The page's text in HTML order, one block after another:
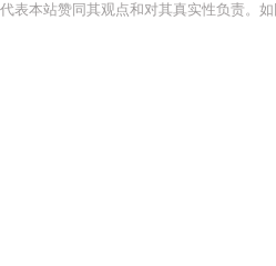
代表本站赞同其观点和对其真实性负责。